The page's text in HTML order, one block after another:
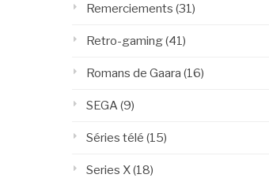
Remerciements (31)
Retro-gaming(41)
Romans de Gaara (16)
SEGA (9)
Séries télé (15)
Series X(18)